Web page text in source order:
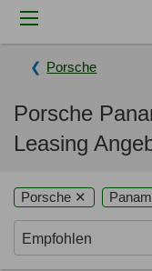
Porsche
Porsche
Leasing
Porsche ✕